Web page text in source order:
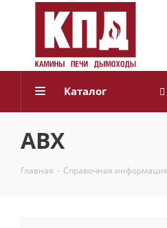
Каталог
ABX
Главная - Справочная информация